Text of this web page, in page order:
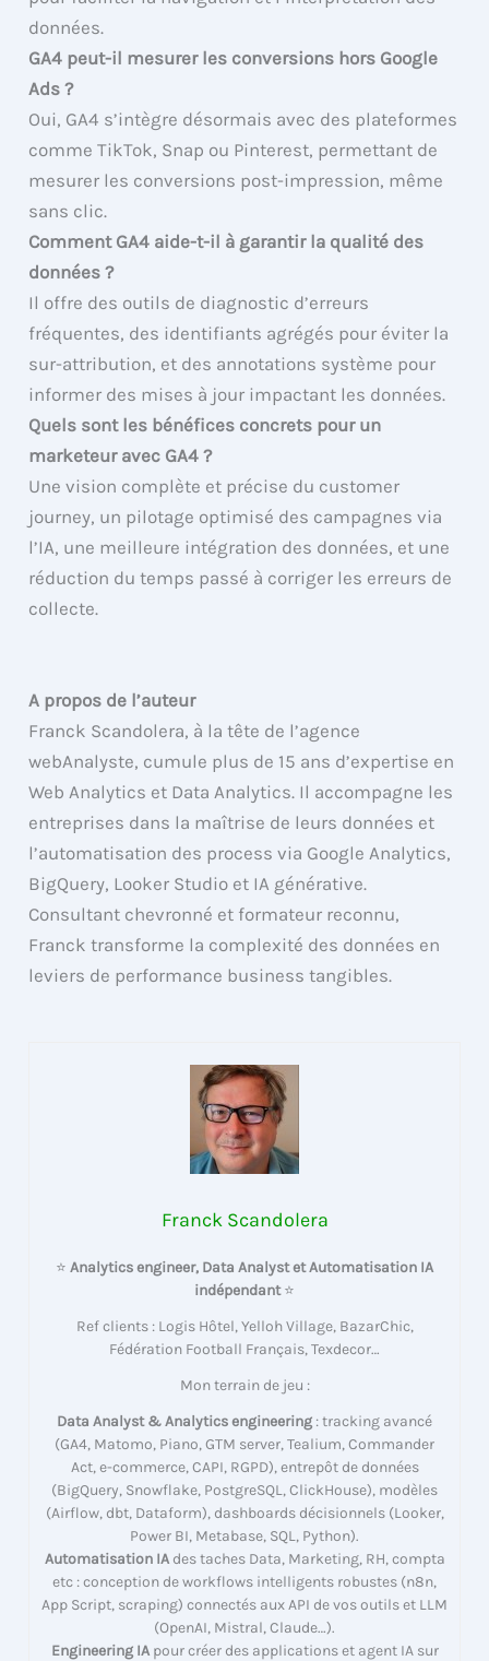
données.
GA4 peut-il mesurer les conversions hors Google
Ads ?
Oui, GA4 s’intègre désormais avec des plateformes
comme TikTok, Snap ou Pinterest, permettant de
mesurer les conversions post-impression, même
sans clic.
Comment GA4 aide-t-il à garantir la qualité des
données ?
Il offre des outils de diagnostic d’erreurs
fréquentes, des identifiants agrégés pour éviter la
sur-attribution, et des annotations système pour
informer des mises à jour impactant les données.
Quels sont les bénéfices concrets pour un
marketeur avec GA4 ?
Une vision complète et précise du customer
journey, un pilotage optimisé des campagnes via
l’IA, une meilleure intégration des données, et une
réduction du temps passé à corriger les erreurs de
collecte.
A propos de l’auteur
Franck Scandolera, à la tête de l’agence
webAnalyste, cumule plus de 15 ans d’expertise en
Web Analytics et Data Analytics. Il accompagne les
entreprises dans la maîtrise de leurs données et
l’automatisation des process via Google Analytics,
BigQuery, Looker Studio et IA générative.
Consultant chevronné et formateur reconnu,
Franck transforme la complexité des données en
leviers de performance business tangibles.
Franck Scandolera
⭐ Analytics engineer, Data Analyst et Automatisation IA
indépendant⭐
Ref clients : Logis Hôtel, Yelloh Village, BazarChic,
Fédération Football Français, Texdecor…
Mon terrain de jeu :
Data Analyst & Analytics engineering : tracking avancé
(GA4, Matomo, Piano, GTM server, Tealium, Commander
Act, e-commerce, CAPI, RGPD), entrepôt de données
(BigQuery, Snowflake, PostgreSQL, ClickHouse), modèles
(Airflow, dbt, Dataform), dashboards décisionnels (Looker,
Power BI, Metabase, SQL, Python).
Automatisation IAdes taches Data, Marketing, RH, compta
etc : conception de workflows intelligents robustes (n8n,
App Script, scraping) connectés aux API de vos outils et LLM
(OpenAI, Mistral, Claude…).
Engineering IApour créer des applications et agent IA sur